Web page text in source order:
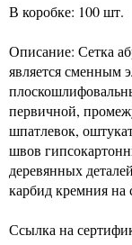
В коробке: 100 шт.
Описание: Сетка
является сменным
первичной,
шпатлевок,
швов
деревянных
карбид кремния на
Ссылка на